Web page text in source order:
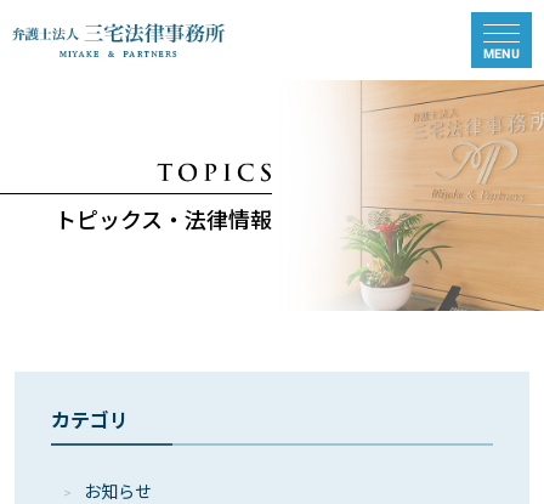
トピックス・法律情報
カテゴリ
お知らせ